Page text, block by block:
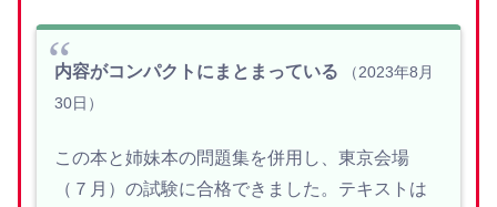
内容がコンパクトにまとまっている
（2023年8月
30日）
この本と姉妹本の問題集を併用し、東京会場
（７月）の試験に合格できました。テキストは